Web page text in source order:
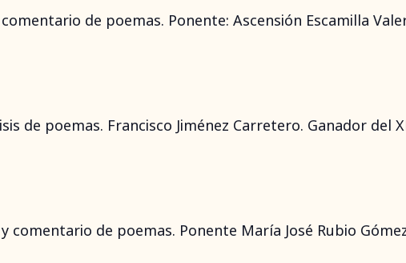
de poemas. Ponente: Ascensión Escamilla
de poemas. Francisco Jiménez Carretero. Ganador del
de poemas. Ponente María José Rubio